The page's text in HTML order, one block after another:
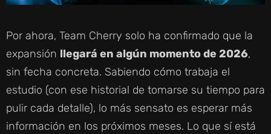
Por ahora, Team Cherry solo ha confirmado que la
expansión llegará en algún momento de 2026,
sin fecha concreta. Sabiendo cómo trabaja el
estudio (con ese historial de tomarse su tiempo para
pulir cada detalle), lo más sensato es esperar más
información en los próximos meses. Lo que sí está